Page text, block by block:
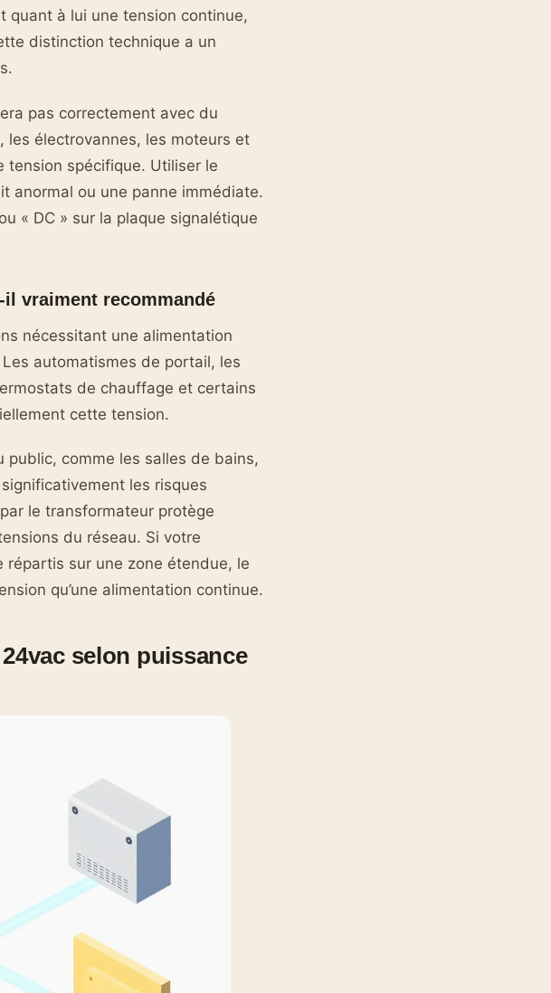
quant à lui une tension continue,
distinction technique a un
pas correctement avec du
les électrovannes, les moteurs et
tension spécifique. Utiliser le
anormal ou une panne immédiate.
« DC » sur la plaque signalétique
vraiment recommandé
nécessitant une alimentation
automatismes de portail, les
de chauffage et certains
cette tension.
public, comme les salles de bains,
les risques
le transformateur protège
du réseau. Si votre
sur une zone étendue, le
qu’une alimentation continue.
selon puissance